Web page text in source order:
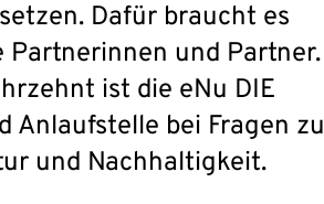
Dafür braucht es
Partnerinnen und Partner.
ist die eNu DIE
Anlaufstelle bei Fragen zu
und Nachhaltigkeit.